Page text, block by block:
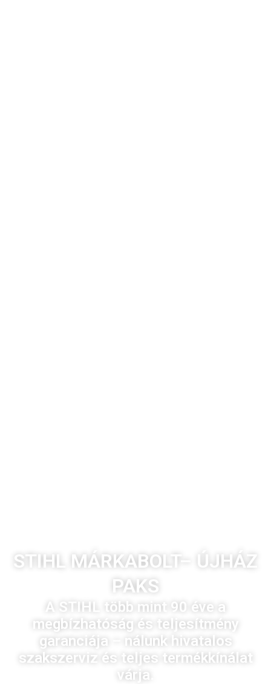
STIHL MÁRKABOLT– ÚJHÁZ
PAKS
A STIHL több mint 90 éve a
megbízhatóság és teljesítmény
garanciája – nálunk hivatalos
szakszerviz és teljes termékkínálat
várja.